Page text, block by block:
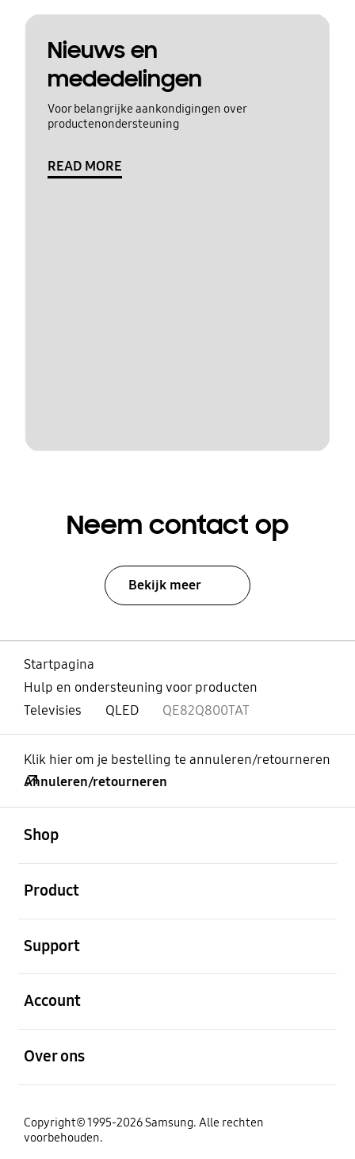
Nieuws en
mededelingen
Voor belangrijke aankondigingen over
productenondersteuning
READ MORE
Neem contact op
Bekijk meer
Startpagina
Hulp en ondersteuning voor producten
Televisies
QLED QE82Q800TAT
Klik hier om je bestelling te annuleren/retourneren
Annuleren/retourneren
Shop
Product
Support
Account
Over ons
Copyright© 1995-2026 Samsung. Alle rechten
voorbehouden.